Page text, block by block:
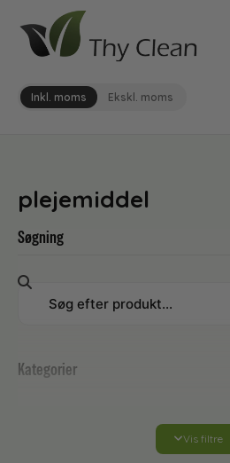
Inkl. moms Ekskl. moms
plejemiddel
Søgning
Kategorier
Vis filtre